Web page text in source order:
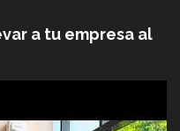
a tu empresa al